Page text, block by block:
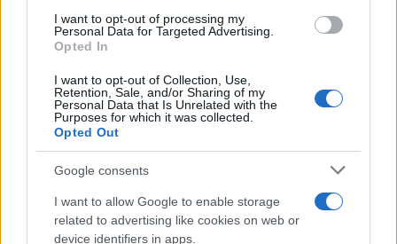
I want to opt-out of processing my
Personal Data for Targeted Advertising.
Opted In
I want to opt-out of Collection, Use,
Retention, Sale, and/or Sharing of my
Personal Data that Is Unrelated with the
Purposes for which it was collected.
Opted Out
Google consents
I want to allow Google to enable storage
related to advertising like cookies on web or
device identifiers in apps.
Classement Top 14
Perpignan
Racing 92
12. Toulon 0 pts
Toulouse 0 pts